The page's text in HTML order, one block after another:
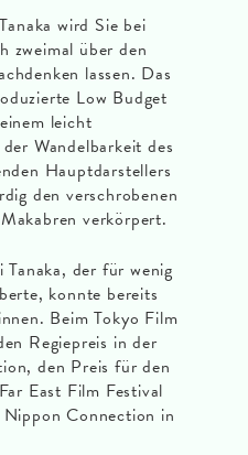
wird Sie bei
zweimal über den
lassen. Das
Low Budget
leicht
Wandelbarkeit des
Hauptdarstellers
den verschrobenen
verkörpert.
der für wenig
konnte bereits
Beim Tokyo Film
Regiepreis in der
den Preis für den
East Film Festival
Connection in